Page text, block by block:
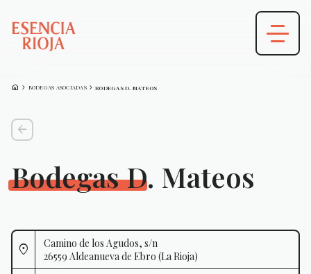
HOME CHEVRON_FORWARD BODEGAS ASOCIADASCHEVRON_FORWARDBODEGAS D. MATEOS
arrow_back
Bodegas D. Mateos
Camino de los Agudos, s/n
26559 Aldeanueva de Ebro (La Rioja)